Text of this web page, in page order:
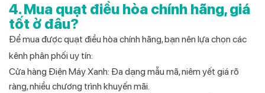
4. Mua quạt điều hòa chính hãng, giá
tốt ở đâu?
Để mua được quạt điều hòa chính hãng, bạn nên lựa chọn các
kênh phân phối uy tín:
Cửa hàng Điện Máy Xanh: Đa dạng mẫu mã, niêm yết giá rõ
ràng, nhiều chương trình khuyến mãi.